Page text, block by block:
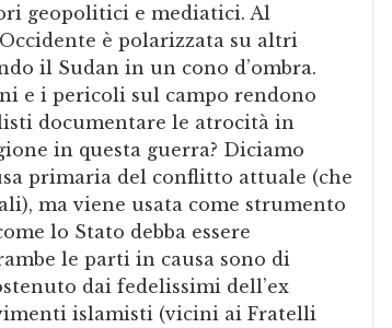
geopolitici e mediatici. Al
è polarizzata su altri
il Sudan in un cono d’ombra.
e i pericoli sul campo rendono
documentare le atrocità in
in questa guerra? Diciamo
primaria del conflitto attuale (che
ma viene usata come strumento
lo Stato debba essere
le parti in causa sono di
dai fedelissimi dell’ex
islamisti (vicini ai Fratelli